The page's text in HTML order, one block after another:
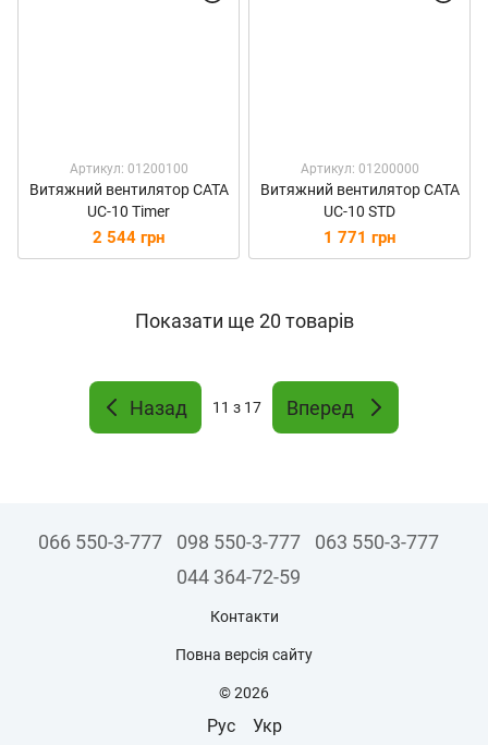
Артикул: 01200100
Витяжний вентилятор CATA
UC-10 Timer
2 544 грн
Артикул: 01200000
Витяжний вентилятор CATA
UC-10 STD
1 771 грн
Показати ще 20 товарів
Назад 11 з 17 Вперед
066 550-3-777 098 550-3-777
063 550-3-777
044 364-72-59
Контакти
Повна версія сайту
© 2026
Рус Укр